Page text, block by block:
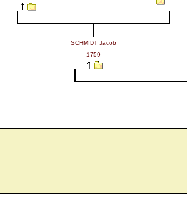
SCHMIDT Jacob
1759